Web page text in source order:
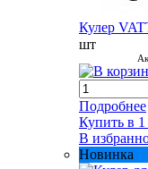
Кулер
шт
Подробнее
Купить в
В
Новинка